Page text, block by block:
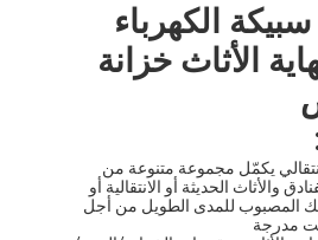
الكهرباء
الأثاث خزانة
يكمّل مجموعة متنوعة من
والأثاث الحديثة أو الانتقالية أو
المصبوب للمدى الطويل من أجل
مدرجة